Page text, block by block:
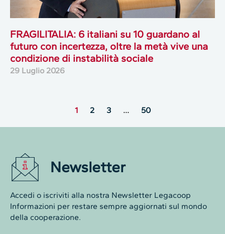
FRAGILITALIA: 6 italiani su 10 guardano al
futuro con incertezza, oltre la metà vive una
condizione di instabilità sociale
29 Luglio 2026
1 2 3 … 50
Newsletter
Accedi o iscriviti alla nostra Newsletter Legacoop
Informazioni per restare sempre aggiornati sul mondo
della cooperazione.